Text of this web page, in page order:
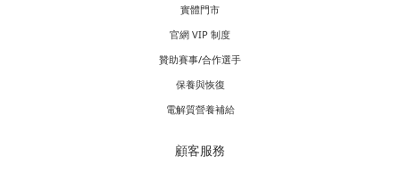
實體門市
官網 VIP 制度
贊助賽事/合作選手
保養與恢復
電解質營養補給
顧客服務